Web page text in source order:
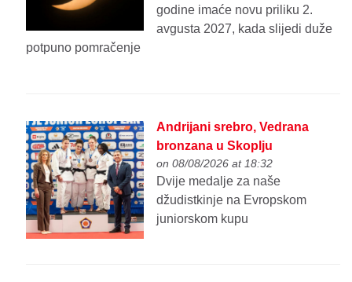
godine imaće novu priliku 2.
avgusta 2027, kada slijedi duže
potpuno pomračenje
Andrijani srebro, Vedrana
bronzana u Skoplju
on 08/08/2026 at 18:32
Dvije medalje za naše
džudistkinje na Evropskom
juniorskom kupu